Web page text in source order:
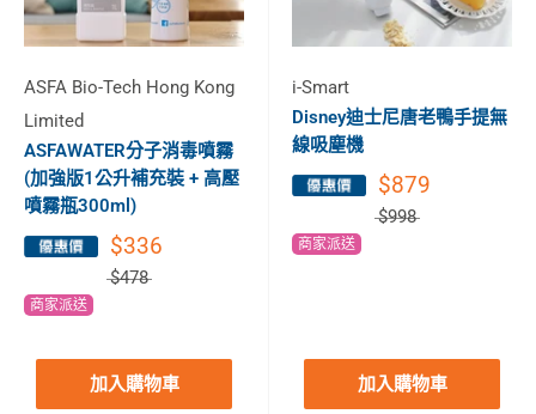
ASFA Bio-Tech Hong Kong
Limited
ASFAWATER分子消毒噴霧
(加強版1公升補充裝 + 高壓
噴霧瓶300ml)
$336
$478
商家派送
加入購物車
i-Smart
Disney迪士尼唐老鴨手提無
線吸塵機
$879
$998
商家派送
加入購物車